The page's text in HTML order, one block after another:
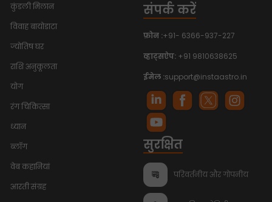
कुंडली मिलान
विवाह बायोडाटा
ज्योतिष घर
राशि अनुकूलता
योग
रंग चिकित्सा
ध्यान
ब्लॉग
वेब कहानियां
आरती संग्रह
संपर्क करें
फ़ोन :+91- 6366-937-227
व्हाट्सऐप: +91 9810638625
ईमेल :support@instaastro.in
सुरक्षित
परिवर्तनीय और गोपनीय